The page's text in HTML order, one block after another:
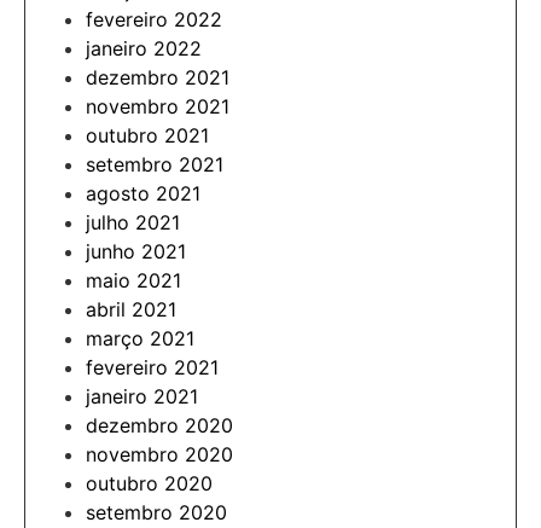
fevereiro 2022
janeiro 2022
dezembro 2021
novembro 2021
outubro 2021
setembro 2021
agosto 2021
julho 2021
junho 2021
maio 2021
abril 2021
março 2021
fevereiro 2021
janeiro 2021
dezembro 2020
novembro 2020
outubro 2020
setembro 2020